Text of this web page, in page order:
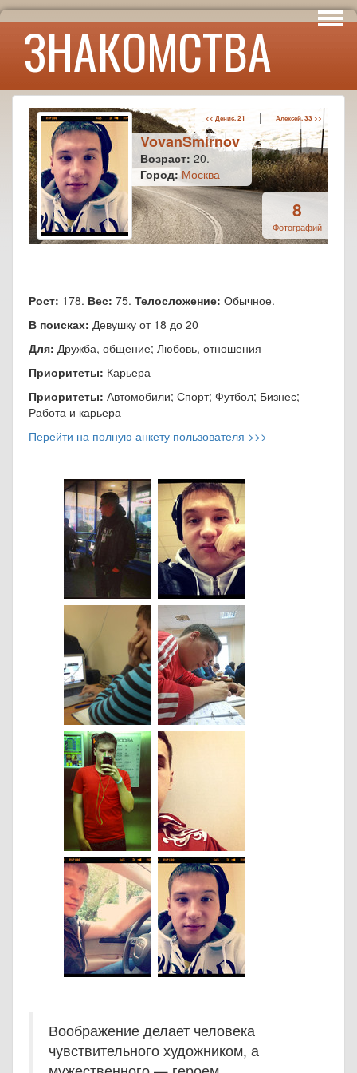
ЗНАКОМСТВА
Интересы
Юмор
VovanSmirnov
Возраст: 20.
Город: Москва
<< Денис, 21 | Алексей, 33 >>
8
Фотографий
Рост: 178. Вес: 75. Телосложение: Обычное.
В поисках: Девушку от 18 до 20
Для: Дружба, общение; Любовь, отношения
Приоритеты: Карьера
Приоритеты: Автомобили; Спорт; Футбол; Бизнес;
Работа и карьера
Перейти на полную анкету пользователя >>>
Воображение делает человека
чувствительного художником, а